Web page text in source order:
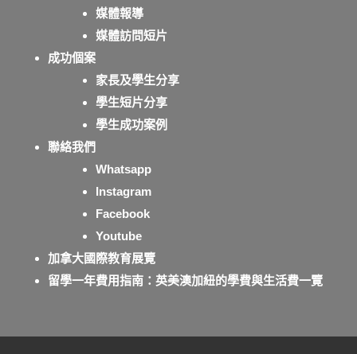
媒體報導
媒體訪問短片
成功個案
家長及學生分享
學生短片分享
學生成功案例
聯絡我們
Whatsapp
Instagram
Facebook
Youtube
加拿大國際教育展覽
留學一年費用指南：英美澳加紐的學費與生活費一覽